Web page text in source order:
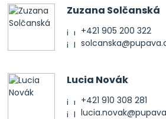
Zuzana Solčanská
+421 905 200 322
Lucia Novák
+421 910 308 281